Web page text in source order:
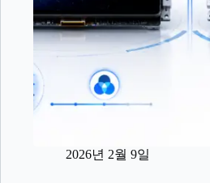
2026년 2월 9일